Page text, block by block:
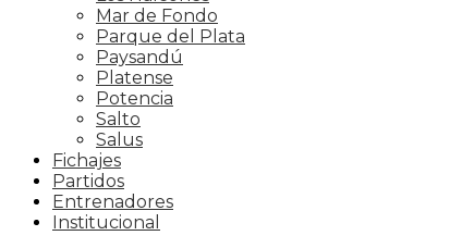
Mar de Fondo
Parque del Plata
Paysandú
Platense
Potencia
Salto
Salus
Fichajes
Partidos
Entrenadores
Institucional